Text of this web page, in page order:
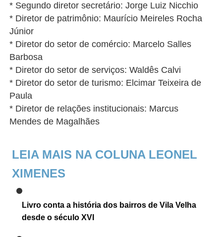
* Segundo diretor secretário: Jorge Luiz Nicchio
* Diretor de patrimônio: Maurício Meireles Rocha
Júnior
* Diretor do setor de comércio: Marcelo Salles
Barbosa
* Diretor do setor de serviços: Waldês Calvi
* Diretor do setor de turismo: Elcimar Teixeira de
Paula
* Diretor de relações institucionais: Marcus
Mendes de Magalhães
LEIA MAIS NA COLUNA LEONEL
XIMENES
Livro conta a história dos bairros de Vila Velha
desde o século XVI